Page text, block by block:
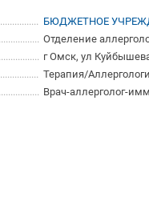
БЮДЖЕТНОЕ
Отделение
г Омск, ул
Терапия/
Врач-аллерголог-